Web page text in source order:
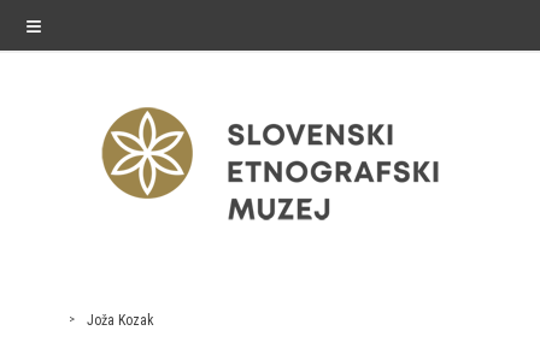
≡
razstaveJoža Kozak